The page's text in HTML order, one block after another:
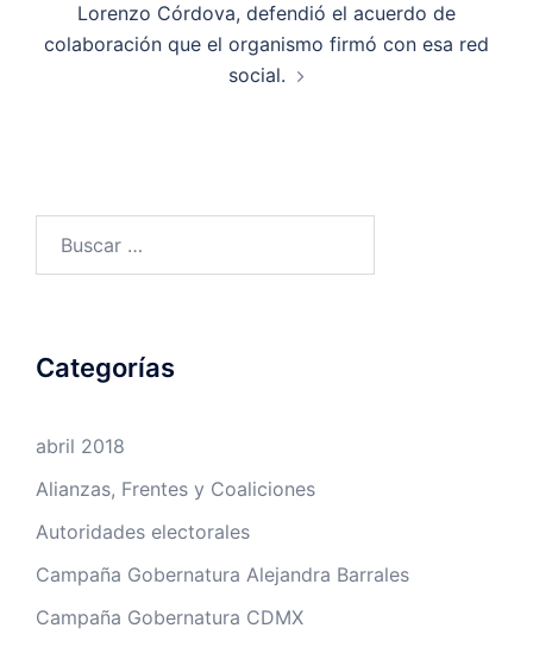
Lorenzo Córdova, defendió el acuerdo de
colaboración que el organismo firmó con esa red
social.
Categorías
abril 2018
Alianzas, Frentes y Coaliciones
Autoridades electorales
Campaña Gobernatura Alejandra Barrales
Campaña Gobernatura CDMX